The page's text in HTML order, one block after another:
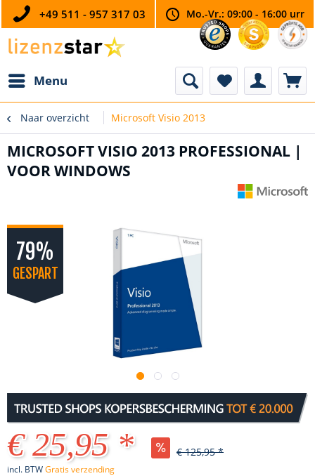
+49 511 - 957 317 03 Mo.-Vr.: 09:00 - 16:00 urr
Menu
Naar overzicht Microsoft Visio 2013
MICROSOFT VISIO 2013 PROFESSIONAL |
VOOR WINDOWS
79%
GESPART
€ 25,95 * € 125,95 *
incl. BTWGratis verzending